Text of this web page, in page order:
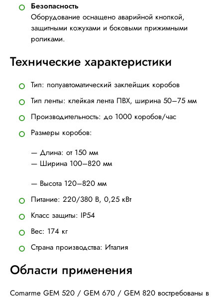
Безопасность
Оборудование оснащено аварийной кнопкой,
защитными кожухами и боковыми прижимными
роликами.
Технические характеристики
Тип: полуавтоматический заклейщик коробов
Тип ленты: клейкая лента ПВХ, ширина 50–75 мм
Производительность: до 1000 коробов/час
Размеры коробов:
— Длина: от 150 мм
— Ширина 100–820 мм
— Высота 120–820 мм
Питание: 220/380 В, 0,25 кВт
Класс защиты: IP54
Вес: 174 кг
Страна производства: Италия
Области применения
Comarme GEM 520 / GEM 670 / GEM 820 востребованы в